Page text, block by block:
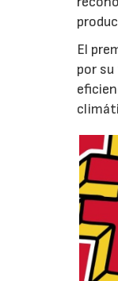
El
por